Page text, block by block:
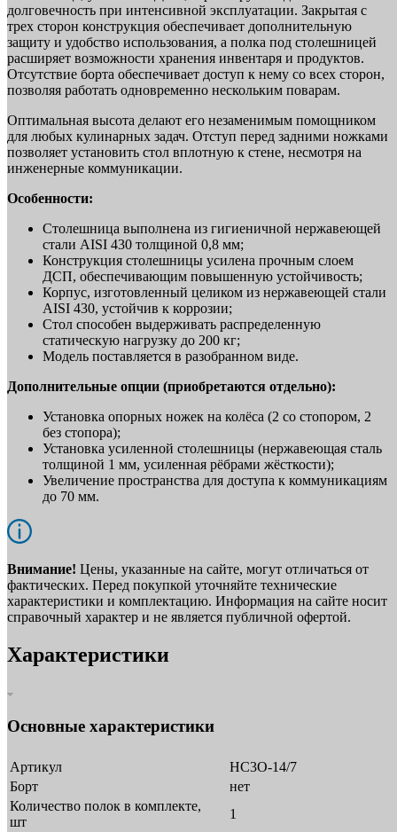
долговечность при интенсивной эксплуатации. Закрытая с
трех сторон конструкция обеспечивает дополнительную
защиту и удобство использования, а полка под столешницей
расширяет возможности хранения инвентаря и продуктов.
Отсутствие борта обеспечивает доступ к нему со всех сторон,
позволяя работать одновременно нескольким поварам.
Оптимальная высота делают его незаменимым помощником
для любых кулинарных задач. Отступ перед задними ножками
позволяет установить стол вплотную к стене, несмотря на
инженерные коммуникации.
Особенности:
Столешница выполнена из гигиеничной нержавеющей
стали AISI 430 толщиной 0,8 мм;
Конструкция столешницы усилена прочным слоем
ДСП, обеспечивающим повышенную устойчивость;
Корпус, изготовленный целиком из нержавеющей стали
AISI 430, устойчив к коррозии;
Стол способен выдерживать распределенную
статическую нагрузку до 200 кг;
Модель поставляется в разобранном виде.
Дополнительные опции (приобретаются отдельно):
Установка опорных ножек на колёса (2 со стопором, 2
без стопора);
Установка усиленной столешницы (нержавеющая сталь
толщиной 1 мм, усиленная рёбрами жёсткости);
Увеличение пространства для доступа к коммуникациям
до 70 мм.
Внимание! Цены, указанные на сайте, могут отличаться от
фактических. Перед покупкой уточняйте технические
характеристики и комплектацию. Информация на сайте носит
справочный характер и не является публичной офертой.
Характеристики
Основные характеристики
Артикул
НС3О-14/7
Борт
нет
Количество полок в комплекте,
шт
1